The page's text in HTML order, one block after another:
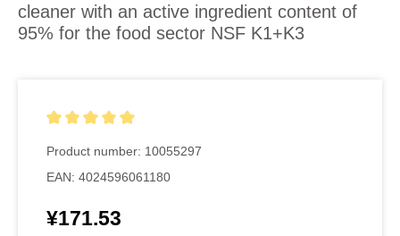
cleaner with an active ingredient content of
95% for the food sector NSF K1+K3
Product number: 10055297
EAN: 4024596061180
Regular price:
¥171.53